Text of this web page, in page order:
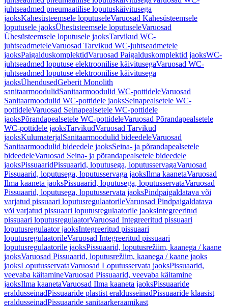
juhtseadmed pneumaatilise loputuskäivitusega
jaoksKahesüsteemsele loputuseleVaruosad Kahesüsteemsele
loputusele jaoksÜhesüsteemsele loputuseleVaruosad
Ühesüsteemsele loputusele jaoksTarvikud WC-
juhtseadmeteleVaruosad Tarvikud WC-juhtseadmetele
jaoksPaigalduskomplektidVaruosad Paigalduskomplektid jaoksWC-
juhtseadmed loputuse elektroonilise käivitusegaVaruosad WC-
juhtseadmed loputuse elektroonilise käivitusega
jaoksÜhendusedGeberit Monolith
sanitaarmoodulidSanitaarmoodulid WC-pottideleVaruosad
Sanitaarmoodulid WC-pottidele jaoksSeinapealsetele WC-
pottideleVaruosad Seinapealsetele WC-pottidele
jaoksPõrandapealsetele WC-pottideleVaruosad Põrandapealsetele
WC-pottidele jaoksTarvikudVaruosad Tarvikud
jaoksKulumaterjalSanitaarmoodulid bideedeleVaruosad
Sanitaarmoodulid bideedele jaoksSeina- ja põrandapealsetele
bideedeleVaruosad Seina- ja põrandapealsetele bideedele
jaoksPissuaaridPissuaarid, loputusega, loputusservagaVaruosad
Pissuaarid, loputusega, loputusservaga jaoksIlma kaanetaVaruosad
Ilma kaaneta jaoksPissuaarid, loputusega, loputusservataVaruosad
Pissuaarid, loputusega, loputusservata jaoksPindpaigaldatava või
varjatud pissuaari loputusregulaatorileVaruosad Pindpaigaldatava
või varjatud pissuaari loputusregulaatorile jaoksIntegreeritud
pissuaari loputusregulaatorVaruosad Integreeritud pissuaari
loputusregulaator jaoksIntegreeritud pissuaari
loputusregulaatorileVaruosad Integreeritud pissuaari
loputusregulaatorile jaoksPissuaarid, loputusrežiim, kaanega / kaane
jaoksVaruosad Pissuaarid, loputusrežiim, kaanega / kaane jaoks
jaoksLoputusservataVaruosad Loputusservata jaoksPissuaarid,
veevaba käitamineVaruosad Pissuaarid, veevaba käitamine
jaoksIlma kaanetaVaruosad Ilma kaaneta jaoksPissuaaride
eraldusseinadPissuaaride plastist eraldusseinadPissuaaride klaasist
eraldusseinadPissuaaride sanitaarkeraamikast